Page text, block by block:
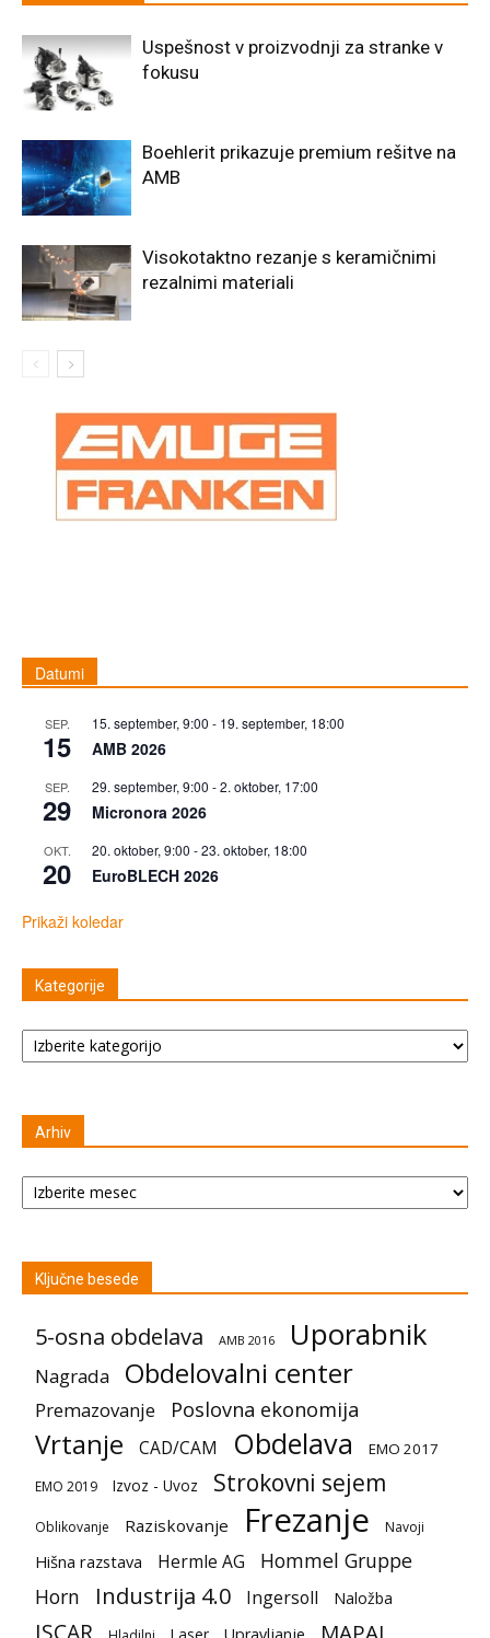
Uspešnost v proizvodnji za stranke v
fokusu
Boehlerit prikazuje premium rešitve na
AMB
Visokotaktno rezanje s keramičnimi
rezalnimi materiali
Datumi
SEP.
15
15. september, 9:00 - 19. september, 18:00
AMB 2026
SEP.
29
29. september, 9:00 -2. oktober, 17:00
Micronora 2026
OKT.
20
20. oktober, 9:00 -23. oktober, 18:00
EuroBLECH 2026
Prikaži koledar
Kategorije
Kategorije
Arhiv
Arhiv
Ključne besede
5-osna obdelava AMB 2016 Uporabnik
Nagrada Obdelovalni center
Premazovanje Poslovna ekonomija
Vrtanje CAD/CAM Obdelava EMO 2017
EMO 2019 Izvoz - Uvoz Strokovni sejem
Oblikovanje Raziskovanje Frezanje Navoji
Hišna razstava Hermle AG
Hommel Gruppe
Horn
Industrija 4.0 Ingersoll Naložba
ISCAR